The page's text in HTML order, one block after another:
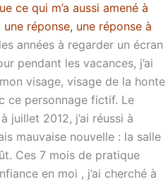
ce qui m’a aussi amené à
réponse, une réponse à
années à regarder un écran
pendant les vacances, j’ai
visage, visage de la honte
ce personnage fictif. Le
juillet 2012, j’ai réussi à
mauvaise nouvelle : la salle
Ces 7 mois de pratique
en moi , j’ai cherché à